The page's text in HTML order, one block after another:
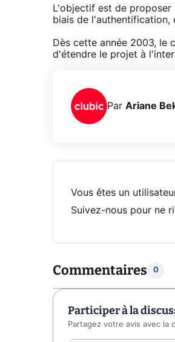
L'objectif est de
biais de l'authentification,
Dès cette année 2003, le
d'étendre le projet à
Par Ariane
Vous êtes un
Suivez-nous pour ne
Commentaires 0
Participer à la
Partagez votre avis avec la